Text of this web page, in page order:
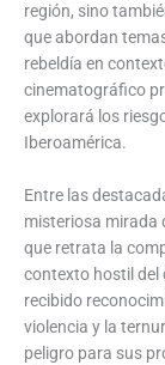
región, sino
que abordan
rebeldía en
cinematográfico
explorará los
Iberoamérica.
Entre las
misteriosa mirada
que retrata la
contexto hostil del
recibido
violencia y la
peligro para sus